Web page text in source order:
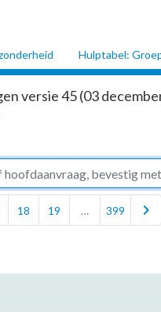
Hulptabel:
versie 45 (03
18 19 … 399 chevron_right